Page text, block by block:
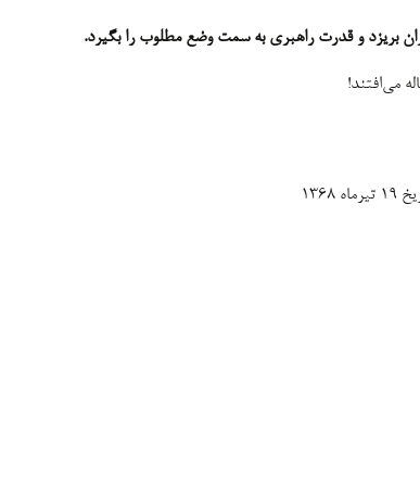
بریزد و قدرت راهبری به سمت وضع مطلوب را بگیرد.
می‌افتند!